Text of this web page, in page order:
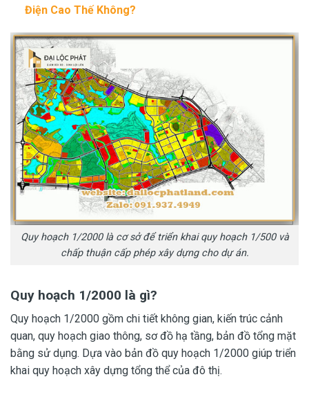
Điện Cao Thế Không?
Quy hoạch 1/2000 là cơ sở để triển khai quy hoạch 1/500 và
chấp thuận cấp phép xây dựng cho dự án.
Quy hoạch 1/2000 là gì?
Quy hoạch 1/2000 gồm chi tiết không gian, kiến trúc cảnh
quan, quy hoạch giao thông, sơ đồ hạ tầng, bản đồ tổng mặt
bằng sử dụng. Dựa vào bản đồ quy hoạch 1/2000 giúp triển
khai quy hoạch xây dựng tổng thể của đô thị.